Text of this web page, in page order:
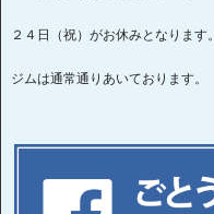
２４日（祝）がお休みとなります。
ジムは通常通りあいております。